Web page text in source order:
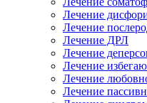
Лечение
Лечение
Лечение ДРЛ
Лечение
Лечение
Лечение
Лечение